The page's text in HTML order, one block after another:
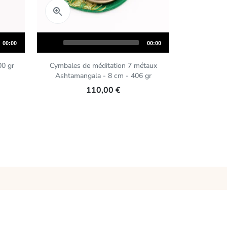
Total
00:00
gr
 Aperçu rapide
Total
00:00
Cymbales de méditation 7 métaux
Ashtamangala - 8 cm - 406 gr
110,00 €